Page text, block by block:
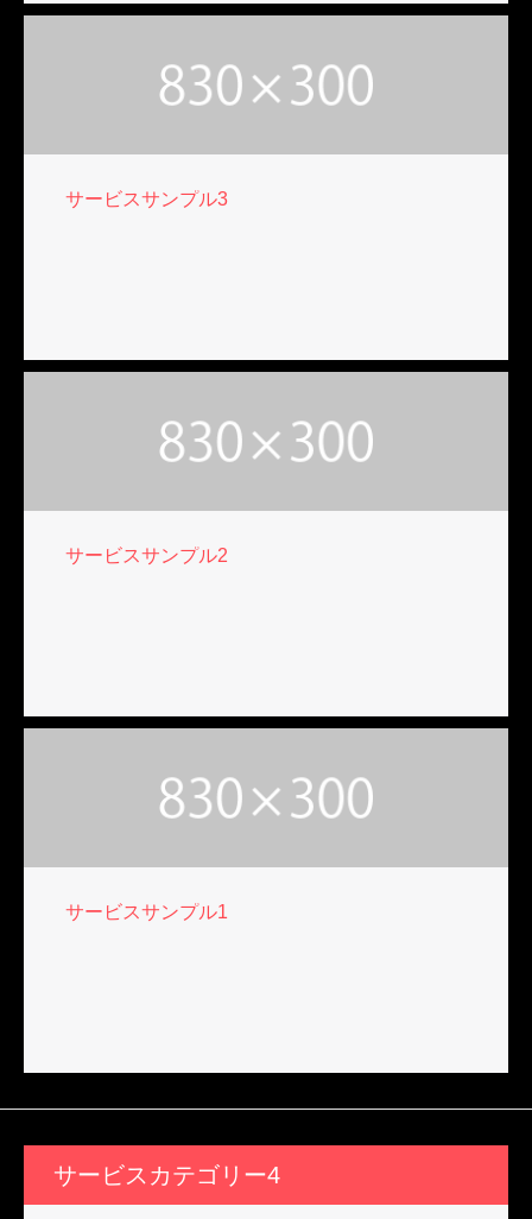
サービスサンプル3
サービスサンプル2
サービスサンプル1
サービスカテゴリー4